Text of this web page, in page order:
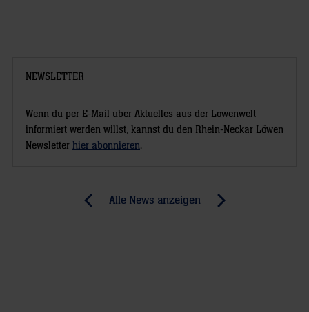
NEWSLETTER
Wenn du per E-Mail über Aktuelles aus der Löwenwelt
informiert werden willst, kannst du den Rhein-Neckar Löwen
Newsletter hier abonnieren.
Alle News anzeigen